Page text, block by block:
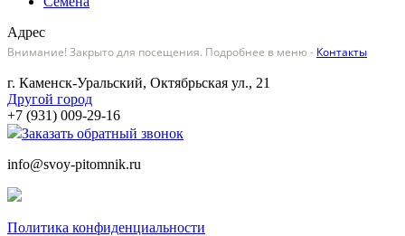
Адрес
Внимание! Закрыто для посещения. Подробнее в меню - Контакты
г. Каменск-Уральский, Октябрьская ул., 21
Другой город
+7 (931) 009-29-16
Заказать обратный звонок
info@svoy-pitomnik.ru
Политика конфиденциальности